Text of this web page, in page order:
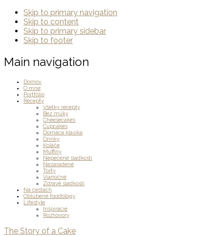
Skip to primary navigation
Skip to content
Skip to primary sidebar
Skip to footer
Main navigation
Domov
O mne
Portfólio
Recepty
Všetky recepty
Bez múky
Cheesecakes
Cupcakes
Domáca klasika
Drinky
Koláče
Muffiny
Nepečené sladkosti
Nezaradené
Torty
Vianočné
Zdravé sladkosti
Na cestách
Obľúbené foodblogy
Lifestyle
Inšpirácie
Rozhovory
The Story of a Cake